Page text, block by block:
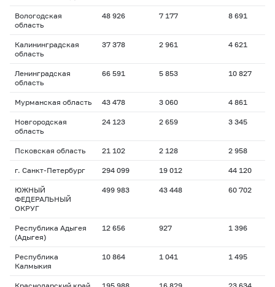
Вологодская
область
48 926 7 177 8 691
Калининградская
область
37 378 2 961 4 621
Ленинградская
область
66 591 5 853 10 827
Мурманская область 43 478 3 060 4 861
Новгородская
область
24 123 2 659 3 345
Псковская область 21 102 2 128 2 958
г. Санкт-Петербург 294 099 19 012 44 120
ЮЖНЫЙ
ФЕДЕРАЛЬНЫЙ
ОКРУГ
499 983 43 448 60 702
Республика Адыгея
(Адыгея)
12 656 927 1 396
Республика
Калмыкия
10 864 1 041 1 495